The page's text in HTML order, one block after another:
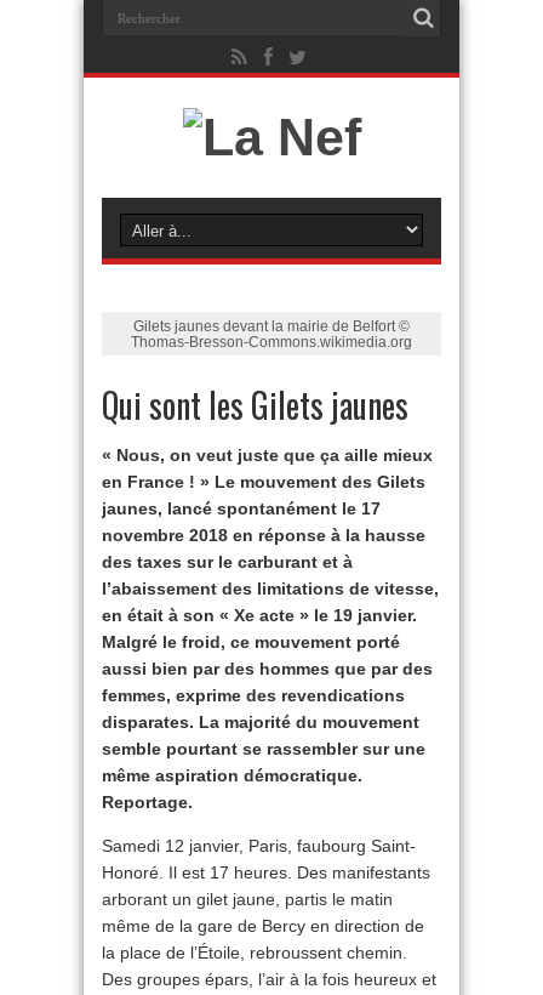
Gilets jaunes devant la mairie de Belfort ©
Thomas-Bresson-Commons.wikimedia.org
Qui sont les Gilets jaunes
« Nous, on veut juste que ça aille mieux
en France ! » Le mouvement des Gilets
jaunes, lancé spontanément le 17
novembre 2018 en réponse à la hausse
des taxes sur le carburant et à
l’abaissement des limitations de vitesse,
en était à son « Xe acte » le 19 janvier.
Malgré le froid, ce mouvement porté
aussi bien par des hommes que par des
femmes, exprime des revendications
disparates. La majorité du mouvement
semble pourtant se rassembler sur une
même aspiration démocratique.
Reportage.
Samedi 12 janvier, Paris, faubourg Saint-
Honoré. Il est 17 heures. Des manifestants
arborant un gilet jaune, partis le matin
même de la gare de Bercy en direction de
la place de l’Étoile, rebroussent chemin.
Des groupes épars, l’air à la fois heureux et